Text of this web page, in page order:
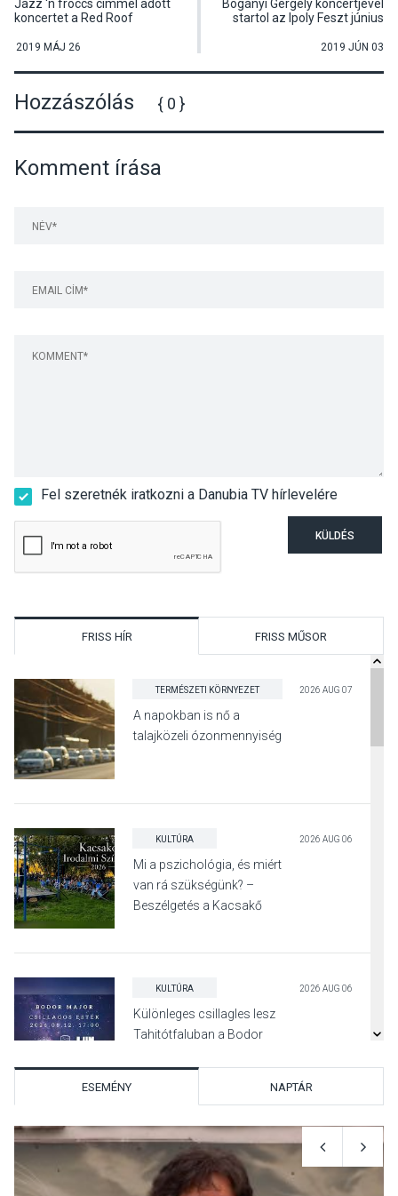
Jazz 'n fröccs címmel adott
koncertet a Red Roof
2019 MÁJ 26
Bogányi Gergely koncertjével
startol az Ipoly Feszt június
2019 JÚN 03
Hozzászólás { 0 }
Komment írása
Fel szeretnék iratkozni a Danubia TV hírlevelére
KÜLDÉS
FRISS HÍR FRISS MŰSOR
TERMÉSZETI KÖRNYEZET 2026 AUG 07
A napokban is nő a
talajközeli ózonmennyiség
KULTÚRA 2026 AUG 06
Mi a pszichológia, és miért
van rá szükségünk? –
Beszélgetés a Kacsakő
KULTÚRA 2026 AUG 06
Különleges csillagles lesz
Tahitótfaluban a Bodor
KULTÚRA
Színek, közösség és
hagyomány – kiállítás
ESEMÉNY NAPTÁR